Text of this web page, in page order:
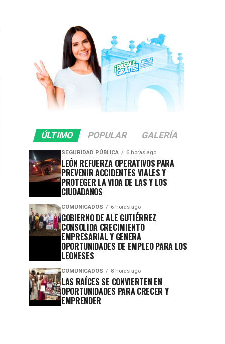
ÚLTIMO POPULAR GALERÍA
SEGURIDAD PÚBLICA 6 horas ago
LEÓN REFUERZA OPERATIVOS PARA
PREVENIR ACCIDENTES VIALES Y
PROTEGER LA VIDA DE LAS Y LOS
CIUDADANOS
COMUNICADOS 6 horas ago
GOBIERNO DE ALE GUTIÉRREZ
CONSOLIDA CRECIMIENTO
EMPRESARIAL Y GENERA
OPORTUNIDADES DE EMPLEO PARA LOS
LEONESES
COMUNICADOS 8 horas ago
LAS RAÍCES SE CONVIERTEN EN
OPORTUNIDADES PARA CRECER Y
EMPRENDER